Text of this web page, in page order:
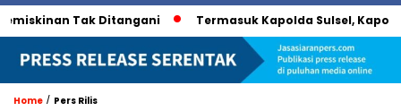
Tak Ditangani Termasuk Kapolda Sulsel, Kapolri
Home / Pers Rilis